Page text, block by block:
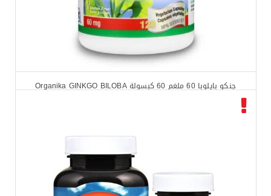
جنكو بايلوبا 60 ملغم 60 كبسولة Organika GINKGO BILOBA
13.12